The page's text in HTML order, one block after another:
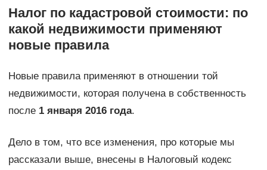
Налог по кадастровой стоимости: по
какой недвижимости применяют
новые правила
Новые правила применяют в отношении той
недвижимости, которая получена в собственность
после 1 января 2016 года.
Дело в том, что все изменения, про которые мы
рассказали выше, внесены в Налоговый кодекс